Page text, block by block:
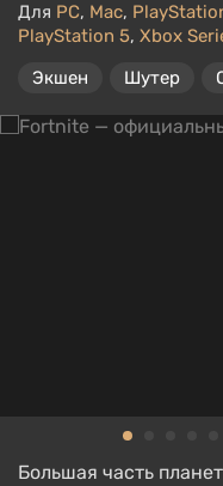
Для PC, Mac,
PlayStation 5, Xbox
Экшен
Шутер
Большая часть